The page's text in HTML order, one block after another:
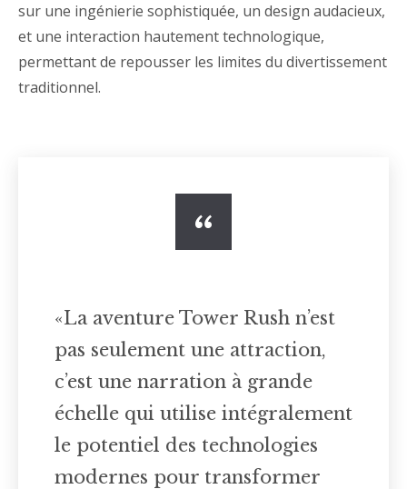
sur une ingénierie sophistiquée, un design audacieux,
et une interaction hautement technologique,
permettant de repousser les limites du divertissement
traditionnel.
«La aventure Tower Rush n’est
pas seulement une attraction,
c’est une narration à grande
échelle qui utilise intégralement
le potentiel des technologies
modernes pour transformer